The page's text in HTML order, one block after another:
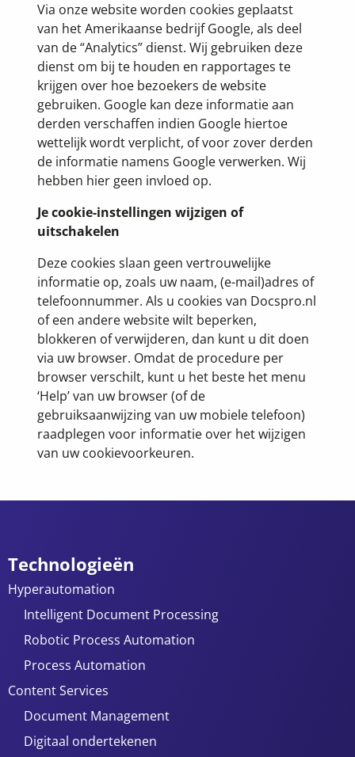
Via onze website worden cookies geplaatst
van het Amerikaanse bedrijf Google, als deel
van de “Analytics” dienst. Wij gebruiken deze
dienst om bij te houden en rapportages te
krijgen over hoe bezoekers de website
gebruiken. Google kan deze informatie aan
derden verschaffen indien Google hiertoe
wettelijk wordt verplicht, of voor zover derden
de informatie namens Google verwerken. Wij
hebben hier geen invloed op.
Je cookie-instellingen wijzigen of
uitschakelen
Deze cookies slaan geen vertrouwelijke
informatie op, zoals uw naam, (e-mail)adres of
telefoonnummer. Als u cookies van Docspro.nl
of een andere website wilt beperken,
blokkeren of verwijderen, dan kunt u dit doen
via uw browser. Omdat de procedure per
browser verschilt, kunt u het beste het menu
‘Help’ van uw browser (of de
gebruiksaanwijzing van uw mobiele telefoon)
raadplegen voor informatie over het wijzigen
van uw cookievoorkeuren.
Technologieën
Hyperautomation
Intelligent Document Processing
Robotic Process Automation
Process Automation
Content Services
Document Management
Digitaal ondertekenen